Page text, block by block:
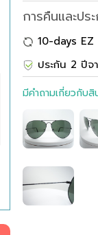
การคืนและปร
10-days
ประกัน 2 ปี
มีคำถามเกี่ยวกับสิ